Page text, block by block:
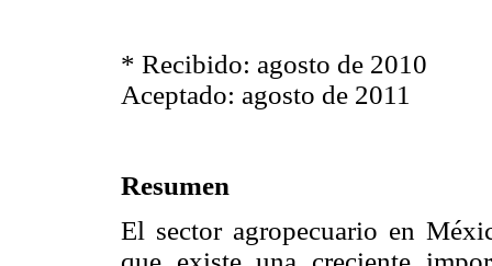
* Recibido: agosto de 2010
Aceptado: agosto de 2011
Resumen
El sector agropecuario en